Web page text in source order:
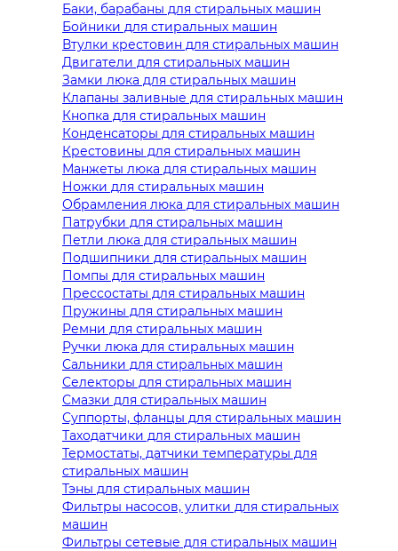
Баки, барабаны для стиральных машин
Бойники для стиральных машин
Втулки крестовин для стиральных машин
Двигатели для стиральных машин
Замки люка для стиральных машин
Клапаны заливные для стиральных машин
Кнопка для стиральных машин
Конденсаторы для стиральных машин
Крестовины для стиральных машин
Манжеты люка для стиральных машин
Ножки для стиральных машин
Обрамления люка для стиральных машин
Патрубки для стиральных машин
Петли люка для стиральных машин
Подшипники для стиральных машин
Помпы для стиральных машин
Прессостаты для стиральных машин
Пружины для стиральных машин
Ремни для стиральных машин
Ручки люка для стиральных машин
Сальники для стиральных машин
Селекторы для стиральных машин
Смазки для стиральных машин
Суппорты, фланцы для стиральных машин
Таходатчики для стиральных машин
Термостаты, датчики температуры для
стиральных машин
Тэны для стиральных машин
Фильтры насосов, улитки для стиральных
машин
Фильтры сетевые для стиральных машин